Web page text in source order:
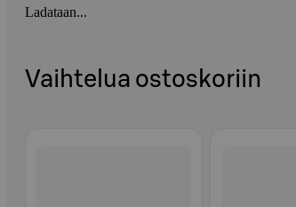
Ladataan...
Vaihtelua ostoskoriin